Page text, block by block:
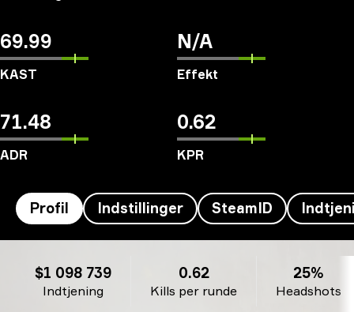
69.99
KAST
N/A
Effekt
71.48
ADR
0.62
KPR
Profil Indstillinger SteamID
Indtjening
$1 098 739
Kills per runde
0.62
Headshots
25%